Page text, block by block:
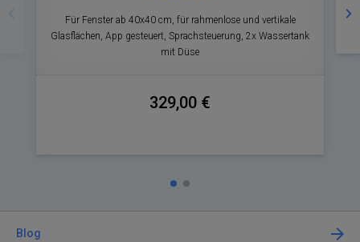
Für Fenster ab 40x40 cm, für rahmenlose und vertikale
Glasflächen, App gesteuert, Sprachsteuerung, 2x Wassertank
mit Düse
329,00 €
Blog